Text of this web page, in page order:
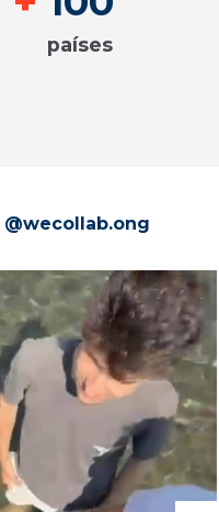
países
@wecollab.ong